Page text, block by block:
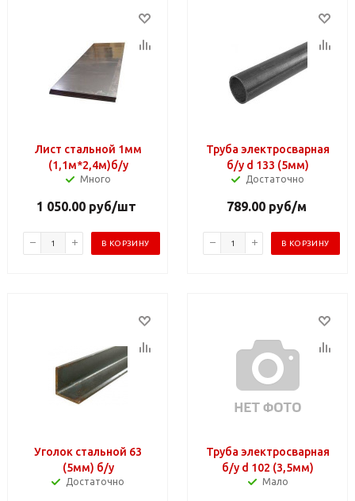
Лист стальной 1мм
(1,1м*2,4м)б/у
Много
1 050.00 руб/шт
В КОРЗИНУ
Труба электросварная
б/у d 133 (5мм)
Достаточно
789.00руб/м
В КОРЗИНУ
Уголок стальной 63
(5мм) б/у
Достаточно
Труба электросварная
б/у d 102 (3,5мм)
Мало